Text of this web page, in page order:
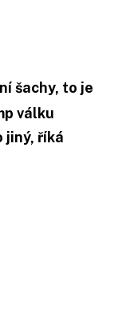
šachy, to je
válku
jiný, říká